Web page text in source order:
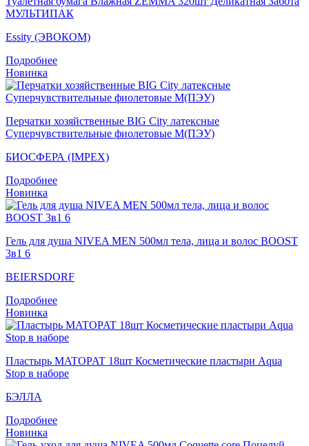
МУЛЬТИПАК
Essity (ЭВОКОМ)
Подробнее
Новинка
Перчатки хозяйственные BIG City латексные
Суперчувствительные фиолетовые M(ПЭУ)
БИОСФЕРА (IMPEX)
Подробнее
Новинка
Гель для душа NIVEA MEN 500мл тела, лица и волос BOOST
3в1 6
BEIERSDORF
Подробнее
Новинка
Пластырь MATOPAT 18шт Косметические пластыри Aqua
Stop в наборе
БЭЛЛА
Подробнее
Новинка